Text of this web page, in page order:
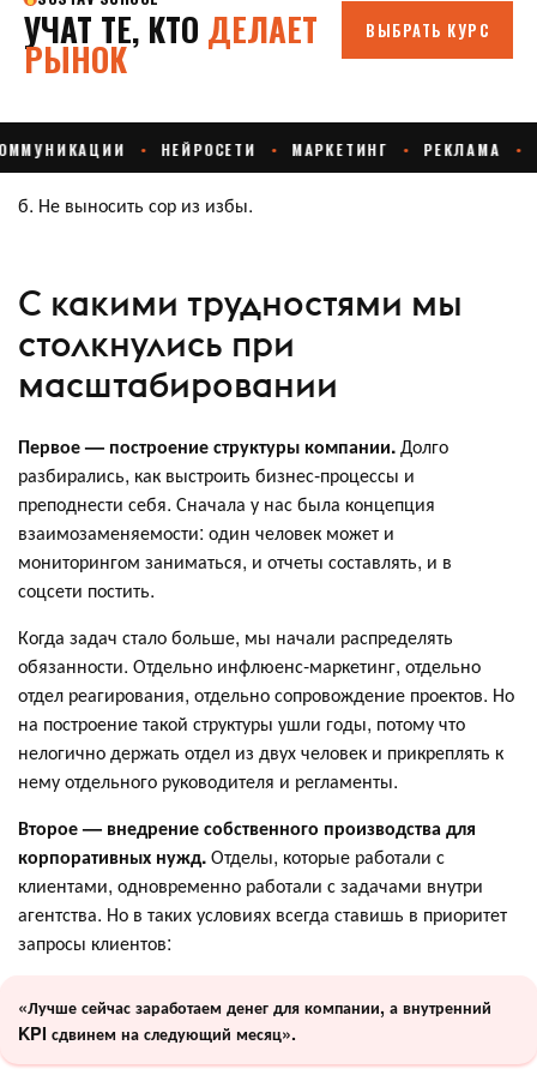
б. Не выносить сор из избы.
С какими трудностями мы
столкнулись при
масштабировании
Первое — построение структуры компании.Долго
разбирались, как выстроить бизнес-процессы и
преподнести себя. Сначала у нас была концепция
взаимозаменяемости: один человек может и
мониторингом заниматься, и отчеты составлять, и в
соцсети постить.
Когда задач стало больше, мы начали распределять
обязанности. Отдельно инфлюенс-маркетинг, отдельно
отдел реагирования, отдельно сопровождение проектов. Но
на построение такой структуры ушли годы, потому что
нелогично держать отдел из двух человек и прикреплять к
нему отдельного руководителя и регламенты.
Второе — внедрение собственного производства для
корпоративных нужд.Отделы, которые работали с
клиентами, одновременно работали с задачами внутри
агентства. Но в таких условиях всегда ставишь в приоритет
запросы клиентов:
«Лучше сейчас заработаем денег для компании, а внутренний
KPI сдвинем на следующий месяц».